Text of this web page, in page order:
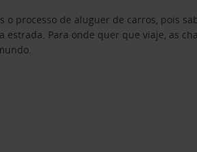
o processo de aluguer de carros, pois
estrada. Para onde quer que viaje, as